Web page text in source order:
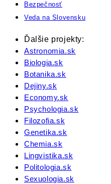
Bezpečnosť
Veda na Slovensku
Ďalšie projekty:
Astronomia.sk
Biologia.sk
Botanika.sk
Dejiny.sk
Economy.sk
Psychologia.sk
Filozofia.sk
Genetika.sk
Chemia.sk
Lingvistika.sk
Politologia.sk
Sexuologia.sk